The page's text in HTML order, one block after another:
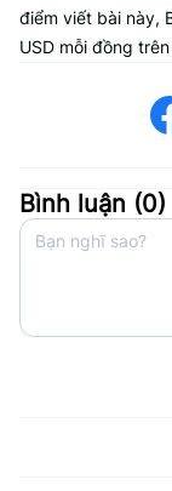
điểm viết bài này,
USD mỗi đồng
Bình luận (0)